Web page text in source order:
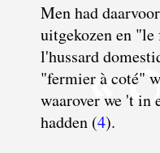
Men had
uitgekozen en
l'hussard
"fermier à coté"
waarover we 't in
hadden (4).